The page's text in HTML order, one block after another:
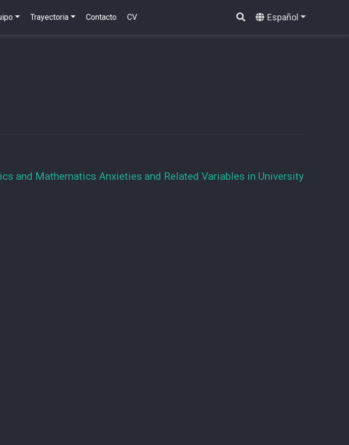
Trayectoria Contacto CV Español
and Mathematics Anxieties and Related Variables in University